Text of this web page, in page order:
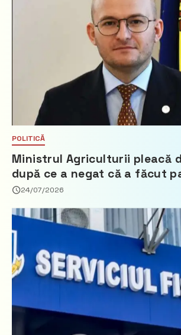
POLITICĂ
Ministrul Agriculturii pleacă
după ce a negat că a făcut
Partidul Democrat
24/07/2026